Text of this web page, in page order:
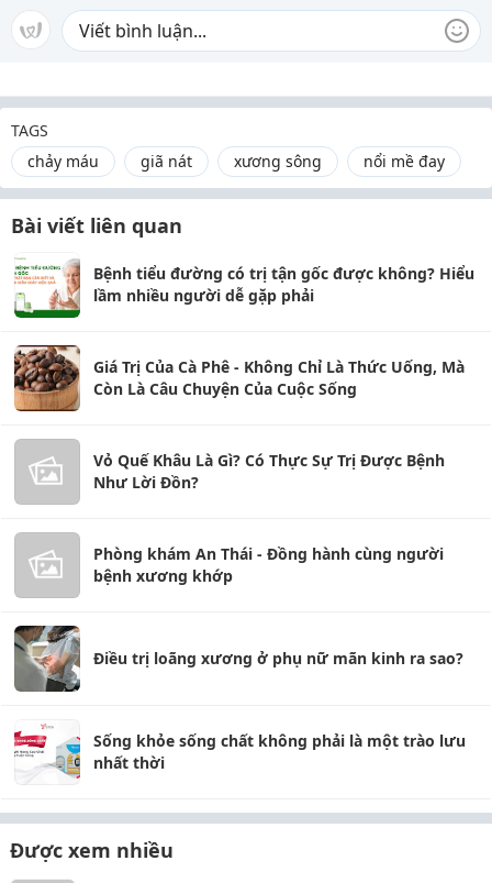
TAGS
chảy máu
giã nát xương sông nổi mề đay
Bài viết liên quan
Bệnh tiểu đường có trị tận gốc được không? Hiểu
lầm nhiều người dễ gặp phải
Giá Trị Của Cà Phê - Không Chỉ Là Thức Uống, Mà
Còn Là Câu Chuyện Của Cuộc Sống
Vỏ Quế Khâu Là Gì? Có Thực Sự Trị Được Bệnh
Như Lời Đồn?
Phòng khám An Thái - Đồng hành cùng người
bệnh xương khớp
Điều trị loãng xương ở phụ nữ mãn kinh ra sao?
Sống khỏe sống chất không phải là một trào lưu
nhất thời
Được xem nhiều